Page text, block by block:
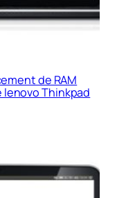
de RAM
Thinkpad